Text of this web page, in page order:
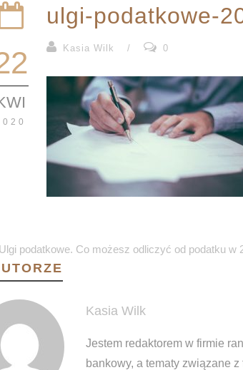
ulgi-podatkowe-
Kasia Wilk / 0
Ulgi podatkowe. Co możesz odliczyć od podatku w
Kasia Wilk
Jestem redaktorem w firmie
bankowy, a tematy związane